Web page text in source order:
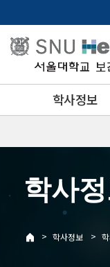
학사정보
학사
> 학사정보 >